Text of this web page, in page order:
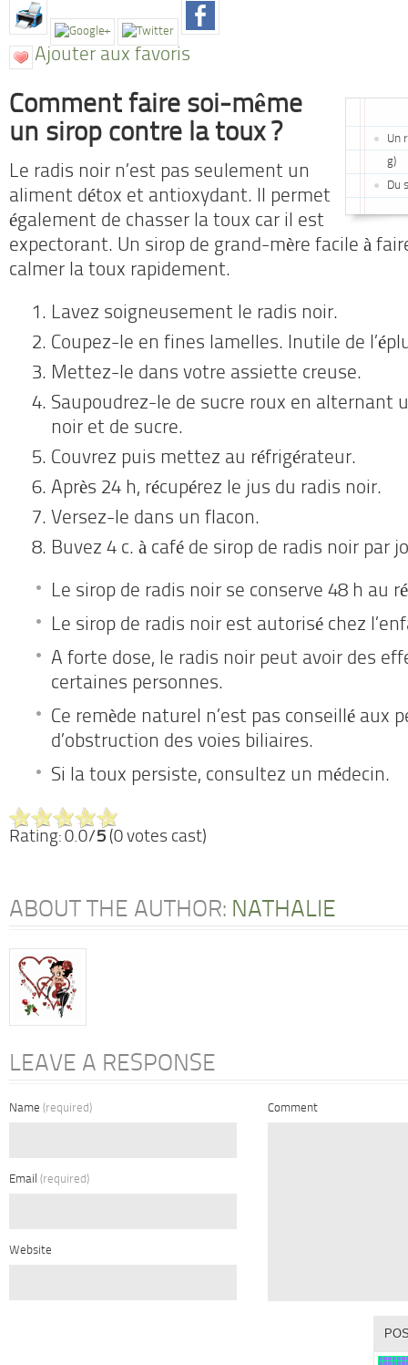
Ajouter aux favoris
Un
g)
Du
Comment faire soi-même
un sirop contre la toux ?
Le radis noir n’est pas seulement un
aliment détox et antioxydant. Il permet
également de chasser la toux car il est
expectorant. Un sirop de grand-mère facile à
calmer la toux rapidement.
Lavez soigneusement le radis noir.
Coupez-le en fines lamelles. Inutile de
Mettez-le dans votre assiette creuse.
Saupoudrez-le de sucre roux en alternant
noir et de sucre.
Couvrez puis mettez au réfrigérateur.
Après 24 h, récupérez le jus du radis noir.
Versez-le dans un flacon.
Buvez 4 c. à café de sirop de radis noir par
Le sirop de radis noir se conserve 48 h au
Le sirop de radis noir est autorisé chez
A forte dose, le radis noir peut avoir des
certaines personnes.
Ce remède naturel n’est pas conseillé aux
d’obstruction des voies biliaires.
Si la toux persiste, consultez un médecin.
Rating: 0.0/5 (0 votes cast)
ABOUT THE AUTHOR: NATHALIE
LEAVE A RESPONSE
Name (required)
Email (required)
Website
Comment